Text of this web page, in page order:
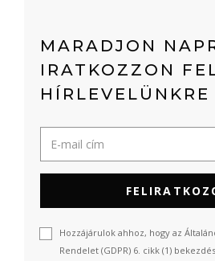
MARADJON
IRATKOZZON
HÍRLEVELÜNKRE
Hozzájárulok ahhoz, hogy az
Rendelet (GDPR) 6. cikk (1)